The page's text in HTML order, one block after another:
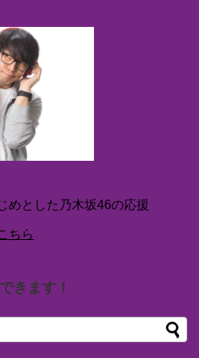
めとした乃木坂46の応援
ちら
きます！